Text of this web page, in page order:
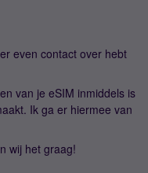
even contact over hebt
van je eSIM inmiddels is
Ik ga er hiermee van
wij het graag!